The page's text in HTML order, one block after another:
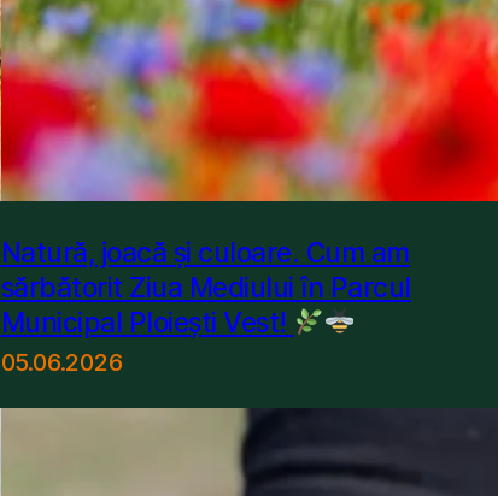
Natură, joacă și culoare. Cum am
sărbătorit Ziua Mediului în Parcul
Municipal Ploiești Vest!
05.06.2026